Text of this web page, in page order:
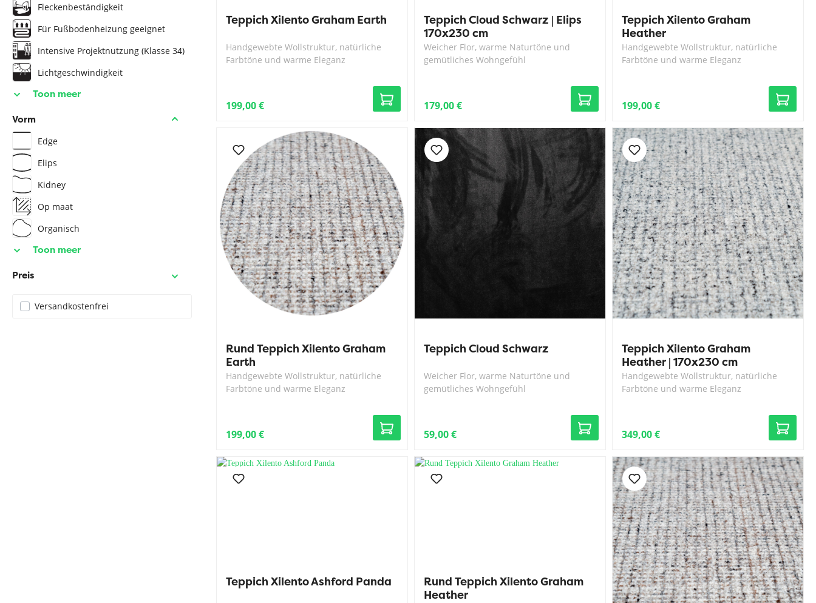
Fleckenbeständigkeit
Für Fußbodenheizung geeignet
Intensive Projektnutzung (Klasse 34)
Lichtgeschwindigkeit
Toon meer
Vorm
Edge
Elips
Kidney
Op maat
Organisch
Toon meer
Preis
Versandkostenfrei
Teppich Xilento Graham Earth
Handgewebte Wollstruktur, natürliche
Farbtöne und warme Eleganz
199,00 €
Teppich Cloud Schwarz | Elips
170x230 cm
Weicher Flor, warme Naturtöne und
gemütliches Wohngefühl
179,00 €
Teppich Xilento Graham
Heather
Handgewebte Wollstruktur, natürliche
Farbtöne und warme Eleganz
199,00 €
Rund Teppich Xilento Graham
Earth
Handgewebte Wollstruktur, natürliche
Farbtöne und warme Eleganz
199,00 €
Teppich Cloud Schwarz
Weicher Flor, warme Naturtöne und
gemütliches Wohngefühl
59,00 €
Teppich Xilento Graham
Heather | 170x230 cm
Handgewebte Wollstruktur, natürliche
Farbtöne und warme Eleganz
349,00 €
Teppich Xilento Ashford Panda
Rund Teppich Xilento Graham
Heather